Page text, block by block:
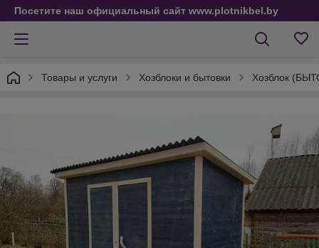
Посетите наш официальный сайт www.plotnikbel.by
Товары и услуги Хозблоки и бытовки Хозблок